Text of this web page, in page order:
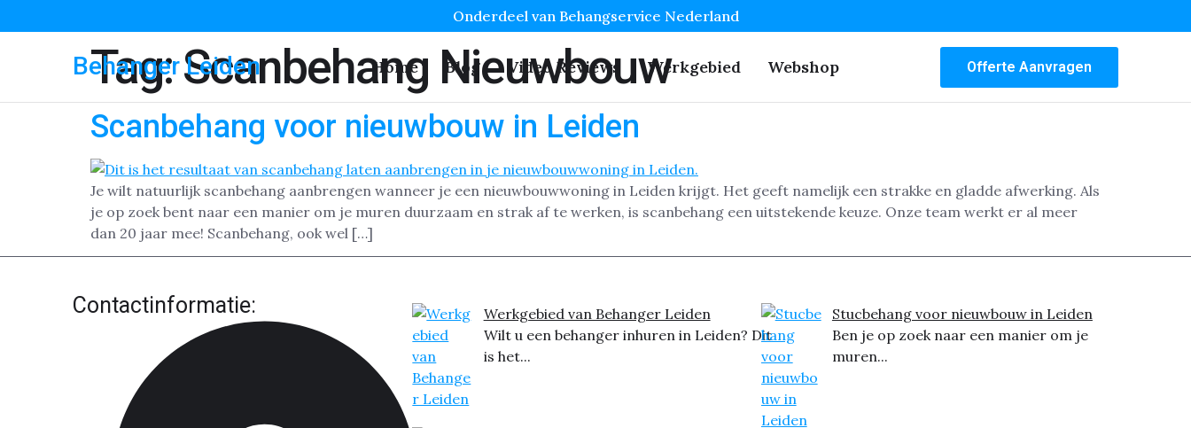
Onderdeel van Behangservice Nederland
Behanger Leiden Home Blog Video Reviews Werkgebied Webshop Offerte Aanvragen
Tag:Scanbehang Nieuwbouw
Scanbehang voor nieuwbouw in Leiden
Je wilt natuurlijk scanbehang aanbrengen wanneer je een nieuwbouwwoning in Leiden krijgt. Het geeft namelijk een strakke en gladde afwerking. Als
je op zoek bent naar een manier om je muren duurzaam en strak af te werken, is scanbehang een uitstekende keuze. Onze team werkt er al meer
dan 20 jaar mee! Scanbehang, ook wel […]
Contactinformatie:
Werkgebied van Behanger Leiden
Wilt u een behanger inhuren in Leiden? Dit
is het...
Stucbehang voor nieuwbouw in Leiden
Ben je op zoek naar een manier om je
muren...